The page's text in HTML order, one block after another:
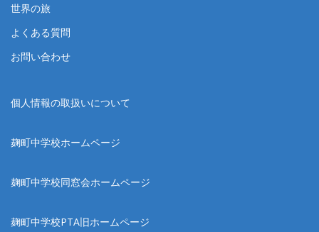
世界の旅
よくある質問
お問い合わせ
個人情報の取扱いについて
麹町中学校ホームページ
麹町中学校同窓会ホームページ
麹町中学校PTA旧ホームページ